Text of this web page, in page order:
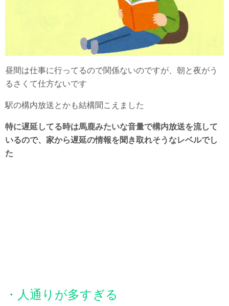
昼間は仕事に行ってるので関係ないのですが、朝と夜がう
るさくて仕方ないです
駅の構内放送とかも結構聞こえました
特に遅延してる時は馬鹿みたいな音量で構内放送を流して
いるので、家から遅延の情報を聞き取れそうなレベルでし
た
・人通りが多すぎる